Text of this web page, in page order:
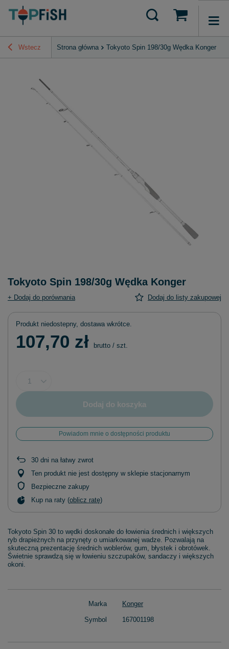
Wstecz Strona główna Tokyoto Spin 198/30g Wędka Konger
Tokyoto Spin 198/30g Wędka Konger
+ Dodaj do porównania Dodaj do listy zakupowej
Produkt niedostepny, dostawa wkrótce
107,70 zł brutto / szt.
Dodaj do koszyka
Powiadom mnie o dostępności produktu
30 dni na łatwy zwrot
Ten produkt nie jest dostępny w sklepie stacjonarnym
Bezpieczne zakupy
Kup na raty (oblicz ratę)
Tokyoto Spin 30 to wędki doskonałe do łowienia średnich i większych
ryb drapieżnych na przynęty o umiarkowanej wadze. Pozwalają na
skuteczną prezentację średnich woblerów, gum, błystek i obrotówek.
Świetnie sprawdzą się w łowieniu szczupaków, sandaczy i większych
okoni.
Marka Konger
Symbol 167001198